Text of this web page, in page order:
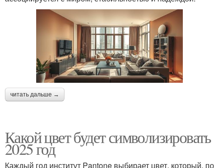
читать дальше →
Какой цвет будет символизировать
2025 год
Каждый год институт Pantone выбирает цвет, который, по